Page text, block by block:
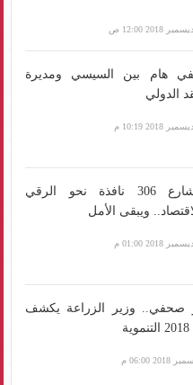
هام بين السيسي ومديرة
الدولي
مشروع شارع 306 نافذة نحو الرقي
ويبقى الأمل
صحفي.. وزير الزراعة يكشف